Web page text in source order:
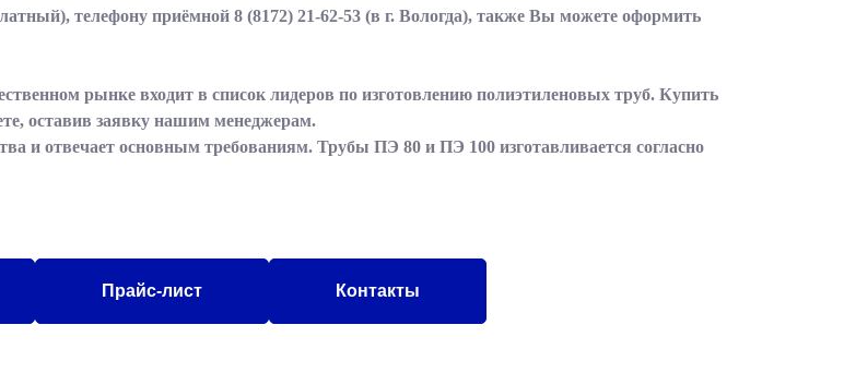
телефону приёмной 8 (8172) 21-62-53 (в г. Вологда), также Вы можете оформить
рынке входит в список лидеров по изготовлению полиэтиленовых труб. Купить
оставив заявку нашим менеджерам.
и отвечает основным требованиям. Трубы ПЭ 80 и ПЭ 100 изготавливается согласно
Прайс-лист Контакты